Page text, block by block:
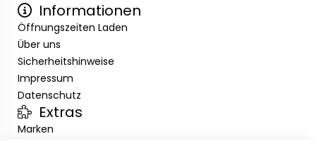
Informationen
Öffnungszeiten Laden
Über uns
Sicherheitshinweise
Impressum
Datenschutz
Extras
Marken